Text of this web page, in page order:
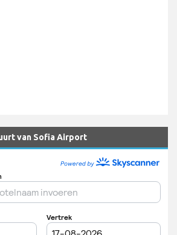
van Sofia Airport